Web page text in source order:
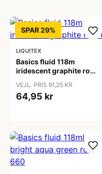
SPAR 29%
LIQUITEX
Basics fluid 118m
iridescent graphite row
VEJL. PRIS 91,25 KR
64,95 kr